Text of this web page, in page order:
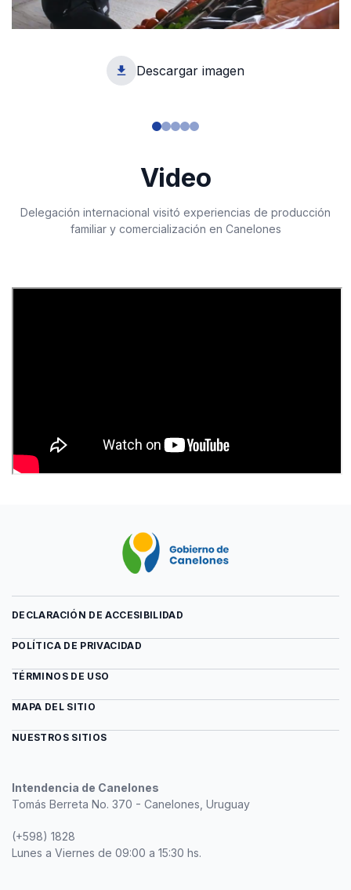
Descargar imagen
1
Video
Delegación internacional visitó experiencias de producción
familiar y comercialización en Canelones
Intendencia de Canelones
Tomás Berreta No. 370 - Canelones, Uruguay
(+598) 1828
Lunes a Viernes de 09:00 a 15:30 hs.
DECLARACIÓN DE ACCESIBILIDAD
POLÍTICA DE PRIVACIDAD
TÉRMINOS DE USO
MAPA DEL SITIO
NUESTROS SITIOS